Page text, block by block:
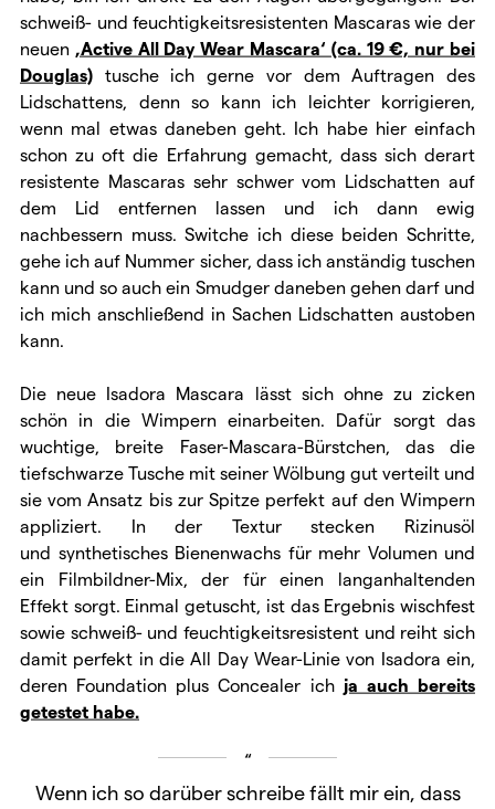
schweiß- und feuchtigkeitsresistenten Mascaras wie der
neuen ‚Active All Day Wear Mascara‘ (ca. 19 €, nur bei
Douglas) tusche ich gerne vor dem Auftragen des
Lidschattens, denn so kann ich leichter korrigieren,
wenn mal etwas daneben geht. Ich habe hier einfach
schon zu oft die Erfahrung gemacht, dass sich derart
resistente Mascaras sehr schwer vom Lidschatten auf
dem Lid entfernen lassen und ich dann ewig
nachbessern muss. Switche ich diese beiden Schritte,
gehe ich auf Nummer sicher, dass ich anständig tuschen
kann und so auch ein Smudger daneben gehen darf und
ich mich anschließend in Sachen Lidschatten austoben
kann.
Die neue Isadora Mascara lässt sich ohne zu zicken
schön in die Wimpern einarbeiten. Dafür sorgt das
wuchtige, breite Faser-Mascara-Bürstchen, das die
tiefschwarze Tusche mit seiner Wölbung gut verteilt und
sie vom Ansatz bis zur Spitze perfekt auf den Wimpern
appliziert. In der Textur stecken Rizinusöl
und synthetisches Bienenwachs für mehr Volumen und
ein Filmbildner-Mix, der für einen langanhaltenden
Effekt sorgt. Einmal getuscht, ist das Ergebnis wischfest
sowie schweiß- und feuchtigkeitsresistent und reiht sich
damit perfekt in die All Day Wear-Linie von Isadora ein,
deren Foundation plus Concealer ich ja auch bereits
getestet habe.
Wenn ich so darüber schreibe fällt mir ein, dass